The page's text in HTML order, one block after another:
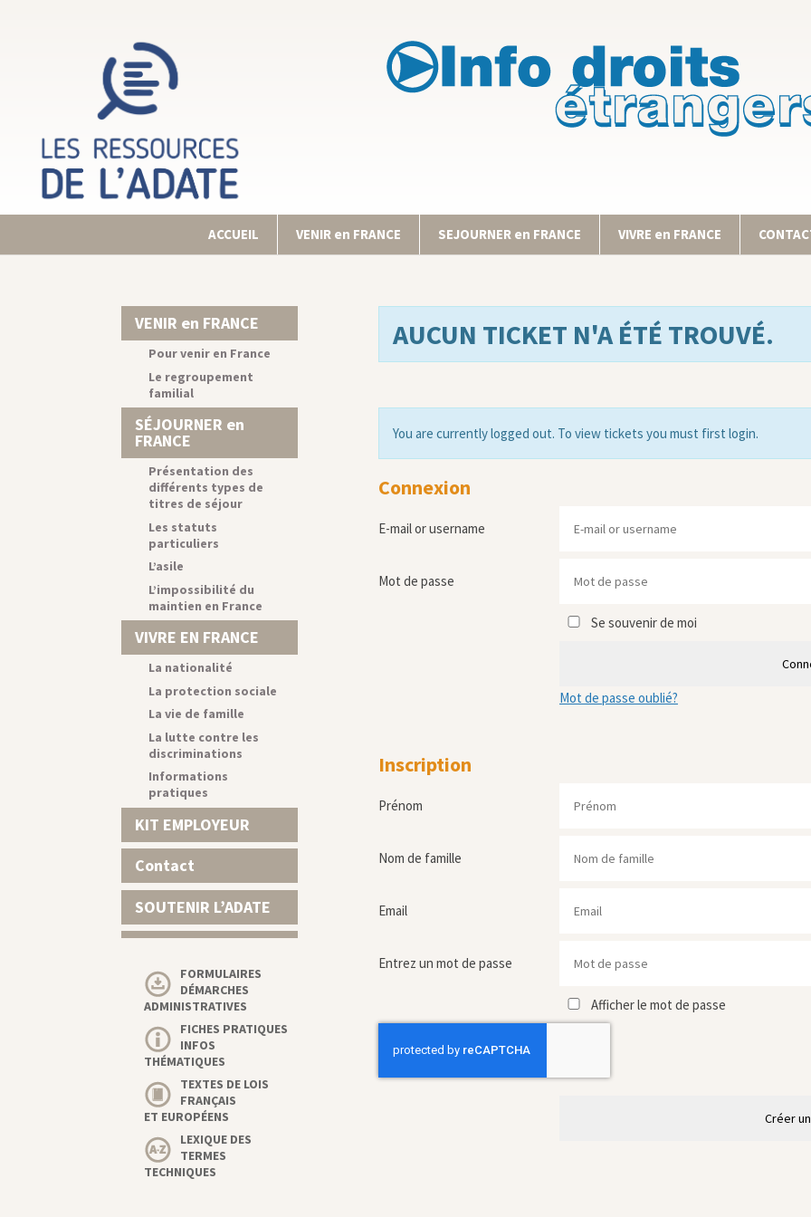
ACCUEIL VENIR en FRANCE SEJOURNER en FRANCE VIVRE en FRANCE
AUCUN TICKET N'A ÉTÉ TROUVÉ.
You are currently logged out. To view tickets you must first login.
Connexion
E-mail or username
Mot de passe
Se souvenir de moi
Mot de passe oublié?
Inscription
Prénom
Nom de famille
Email
Entrez un mot de passe
Afficher le mot de passe
Créer
VENIR en FRANCE
Pour venir en France
Le regroupement
familial
SÉJOURNER en
FRANCE
Présentation des
différents types de
titres de séjour
Les statuts
particuliers
L’asile
L’impossibilité du
maintien en France
VIVRE EN FRANCE
La nationalité
La protection sociale
La vie de famille
La lutte contre les
discriminations
Informations
pratiques
KIT EMPLOYEUR
Contact
SOUTENIR L’ADATE
FORMULAIRES
DÉMARCHES
ADMINISTRATIVES
FICHES PRATIQUES
INFOS
THÉMATIQUES
TEXTES DE LOIS
FRANÇAIS
ET EUROPÉENS
LEXIQUE DES
TERMES
TECHNIQUES